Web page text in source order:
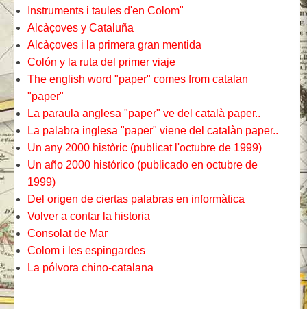
Instruments i taules d'en Colom"
Alcàçoves y Cataluña
Alcàçoves i la primera gran mentida
Colón y la ruta del primer viaje
The english word "paper" comes from catalan
"paper"
La paraula anglesa "paper" ve del català paper..
La palabra inglesa "paper" viene del catalàn paper..
Un any 2000 històric (publicat l'octubre de 1999)
Un año 2000 histórico (publicado en octubre de
1999)
Del origen de ciertas palabras en informàtica
Volver a contar la historia
Consolat de Mar
Colom i les espingardes
La pólvora chino-catalana